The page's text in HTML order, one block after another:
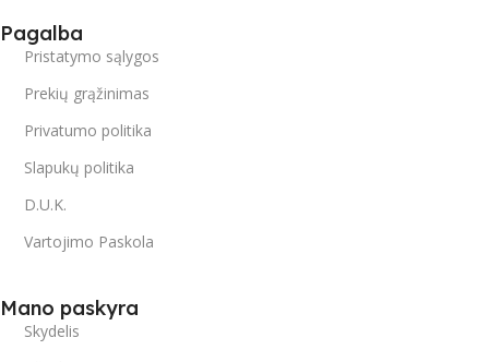
Pagalba
Pristatymo sąlygos
Prekių grąžinimas
Privatumo politika
Slapukų politika
D.U.K.
Vartojimo Paskola
Mano paskyra
Skydelis